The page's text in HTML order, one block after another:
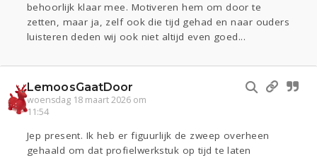
behoorlijk klaar mee. Motiveren hem om door te
zetten, maar ja, zelf ook die tijd gehad en naar ouders
luisteren deden wij ook niet altijd even goed...
LemoosGaatDoor
woensdag 18 maart 2026 om
11:54
Jep present. Ik heb er figuurlijk de zweep overheen
gehaald om dat profielwerkstuk op tijd te laten